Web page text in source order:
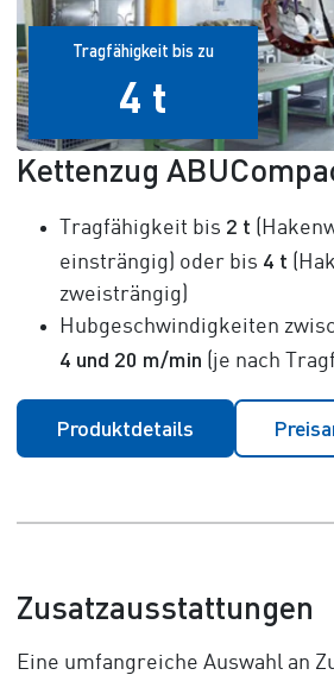
Tragfähigkeit bis zu
4 t
Kettenzug
Tragfähigkeit bis 2 t
einsträngig) oder bis 4 t
zweisträngig)
Hubgeschwindigkeiten
4 und 20 m/min (je nach
Produktdetails
Zusatzausstattungen
Eine umfangreiche Auswahl an